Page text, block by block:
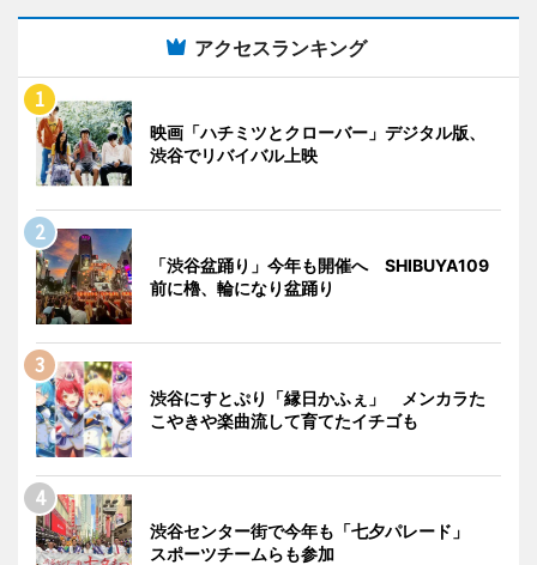
アクセスランキング
映画「ハチミツとクローバー」デジタル版、
渋谷でリバイバル上映
「渋谷盆踊り」今年も開催へ SHIBUYA109
前に櫓、輪になり盆踊り
渋谷にすとぷり「縁日かふぇ」 メンカラた
こやきや楽曲流して育てたイチゴも
渋谷センター街で今年も「七夕パレード」
スポーツチームらも参加